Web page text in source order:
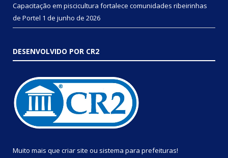
Capacitação em piscicultura fortalece comunidades ribeirinhas
de Portel 1 de junho de 2026
DESENVOLVIDO POR CR2
Muito mais que criar site ou sistema para prefeituras!